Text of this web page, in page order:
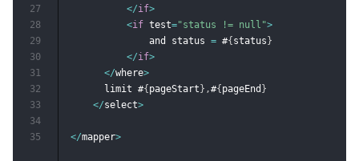
</if>
<if test="status != null">
              and status
= #{ status }
</if>
</where>
      limit #
{ pageStart } ,#{ pageEnd }
</select>
</mapper>
27
28
29
30
31
32
33
34
35